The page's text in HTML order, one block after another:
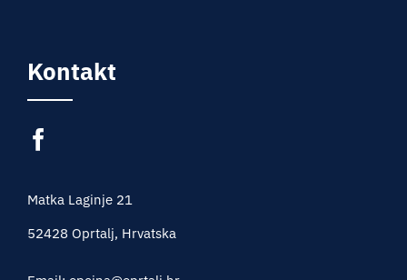
Kontakt
Matka Laginje 21
52428 Oprtalj, Hrvatska